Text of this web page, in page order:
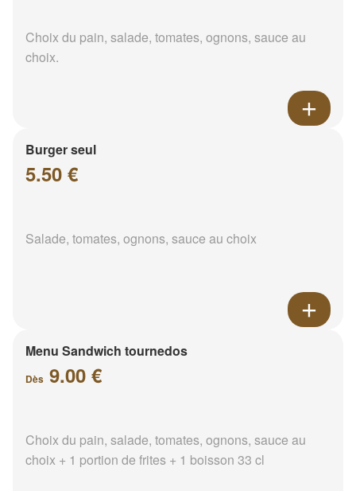
Choix du pain, salade, tomates, ognons, sauce au
choix.
Burger seul
5.50 €
Salade, tomates, ognons, sauce au choix
Menu Sandwich tournedos
Dès 9.00 €
Choix du pain, salade, tomates, ognons, sauce au
choix + 1 portion de frites + 1 boisson 33 cl